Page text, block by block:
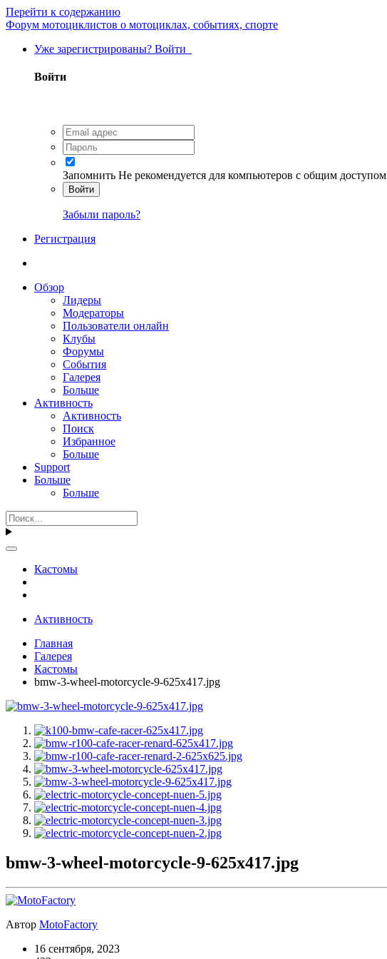
Перейти к содержанию
Форум мотоциклистов о мотоциклах, событиях, спорте
Уже зарегистрированы? Войти
Войти
Запомнить Не рекомендуется для компьютеров с общим доступом
Войти
Забыли пароль?
Регистрация
Обзор
Лидеры
Модераторы
Пользователи онлайн
Клубы
Форумы
События
Галерея
Больше
Активность
Активность
Поиск
Избранное
Больше
Support
Больше
Больше
Кастомы
Активность
Главная
Галерея
Кастомы
bmw-3-wheel-motorcycle-9-625x417.jpg
bmw-3-wheel-motorcycle-9-625x417.jpg
Автор MotoFactory
16 сентября, 2023